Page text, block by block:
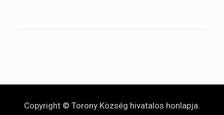
Copyright © Torony Község hivatalos honlapja.